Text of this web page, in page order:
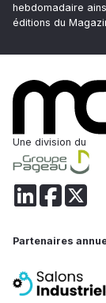
hebdomadaire
éditions du
Une division du
Partenaires